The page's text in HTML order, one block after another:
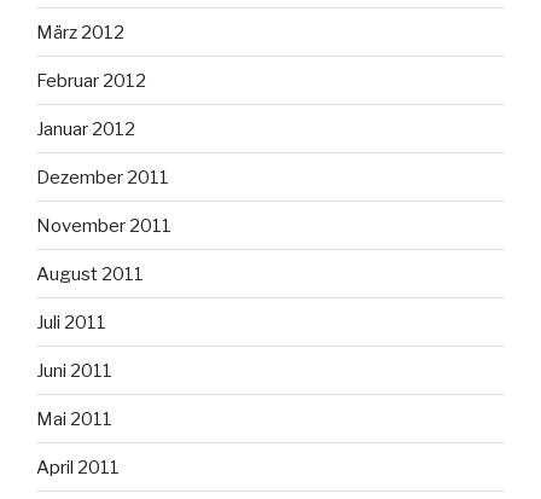
März 2012
Februar 2012
Januar 2012
Dezember 2011
November 2011
August 2011
Juli 2011
Juni 2011
Mai 2011
April 2011